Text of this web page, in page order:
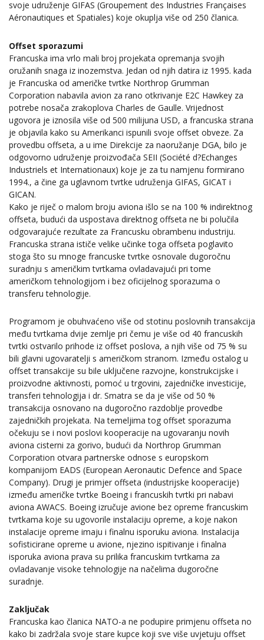
svoje udruženje GIFAS (Groupement des Industries Françaises
Aéronautiques et Spatiales) koje okuplja više od 250 članica.
Offset sporazumi
Francuska ima vrlo mali broj projekata opremanja svojih
oružanih snaga iz inozemstva. Jedan od njih datira iz 1995. kada
je Francuska od američke tvrtke Northrop Grumman
Corporation nabavila avion za rano otkrivanje E2C Hawkey za
potrebe nosača zrakoplova Charles de Gaulle. Vrijednost
ugovora je iznosila više od 500 milijuna USD, a francuska strana
je objavila kako su Amerikanci ispunili svoje offset obveze. Za
provedbu offseta, a u ime Direkcije za naoružanje DGA, bilo je
odgovorno udruženje proizvođača SEII (Société d?Echanges
Industriels et Internationaux) koje je za tu namjenu formirano
1994., a čine ga uglavnom tvrtke udruženja GIFAS, GICAT i
GICAN.
Kako je riječ o malom broju aviona išlo se na 100 % indirektnog
offseta, budući da uspostava direktnog offseta ne bi polučila
odgovarajuće rezultate za Francusku obrambenu industriju.
Francuska strana ističe velike učinke toga offseta poglavito
stoga što su mnoge francuske tvrtke osnovale dugoročnu
suradnju s američkim tvrtkama ovladavajući pri tome
američkom tehnologijom i bez oficijelnog sporazuma o
transferu tehnologije.
Programom je obuhvaćeno više od stotinu poslovnih transakcija
među tvrtkama dvije zemlje pri čemu je više od 40 francuskih
tvrtki ostvarilo prihode iz offset poslova, a njih više od 75 % su
bili glavni ugovaratelji s američkom stranom. Između ostalog u
offset transakcije su bile uključene razvojne, konstrukcijske i
proizvodne aktivnosti, pomoć u trgovini, zajedničke investicije,
transferi tehnologija i dr. Smatra se da je više od 50 %
transakcija osnovano na dugoročno razdoblje provedbe
zajedničkih projekata. Na temeljima tog offset sporazuma
očekuju se i novi poslovi kooperacije na ugovaranju novih
aviona cisterni za gorivo, budući da Northrop Grumman
Corporation otvara partnerske odnose s europskom
kompanijom EADS (European Aeronautic Defence and Space
Company). Drugi je primjer offseta (industrijske kooperacije)
između američke tvrtke Boeing i francuskih tvrtki pri nabavi
aviona AWACS. Boeing izručuje avione bez opreme francuskim
tvrtkama koje su ugovorile instalaciju opreme, a koje nakon
instalacije opreme imaju i finalnu isporuku aviona. Instalacija
sofisticirane opreme u avione, njezino ispitivanje i finalna
isporuka aviona prava su prilika francuskim tvrtkama za
ovladavanje visoke tehnologije na načelima dugoročne
suradnje.
Zaključak
Francuska kao članica NATO-a ne podupire primjenu offseta no
kako bi zadržala svoje stare kupce koji sve više uvjetuju offset